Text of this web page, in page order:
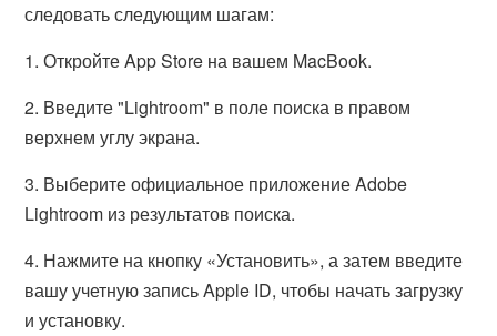
следовать следующим шагам:
1. Откройте App Store на вашем MacBook.
2. Введите "Lightroom" в поле поиска в правом
верхнем углу экрана.
3. Выберите официальное приложение Adobe
Lightroom из результатов поиска.
4. Нажмите на кнопку «Установить», а затем введите
вашу учетную запись Apple ID, чтобы начать загрузку
и установку.